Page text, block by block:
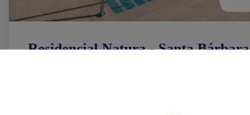
Residencial Natura - Santa Bárbara